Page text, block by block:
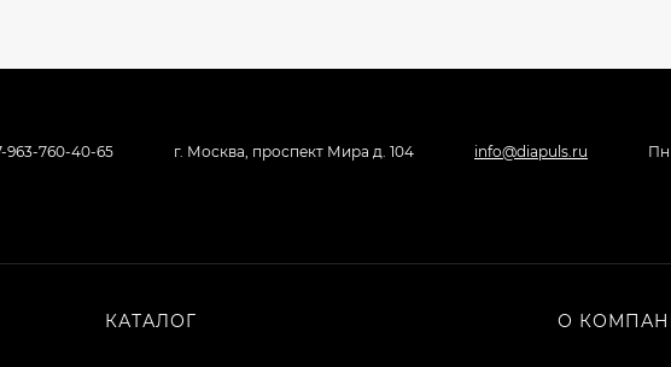
963-760-40-65 г. Москва, проспект Мира д. 104 info@diapuls.ru Пн
КАТАЛОГ О